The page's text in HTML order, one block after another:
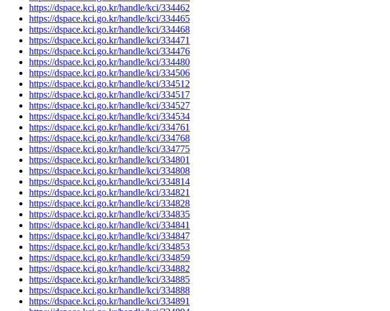
https://dspace.kci.go.kr/handle/kci/334462
https://dspace.kci.go.kr/handle/kci/334465
https://dspace.kci.go.kr/handle/kci/334468
https://dspace.kci.go.kr/handle/kci/334471
https://dspace.kci.go.kr/handle/kci/334476
https://dspace.kci.go.kr/handle/kci/334480
https://dspace.kci.go.kr/handle/kci/334506
https://dspace.kci.go.kr/handle/kci/334512
https://dspace.kci.go.kr/handle/kci/334517
https://dspace.kci.go.kr/handle/kci/334527
https://dspace.kci.go.kr/handle/kci/334534
https://dspace.kci.go.kr/handle/kci/334761
https://dspace.kci.go.kr/handle/kci/334768
https://dspace.kci.go.kr/handle/kci/334775
https://dspace.kci.go.kr/handle/kci/334801
https://dspace.kci.go.kr/handle/kci/334808
https://dspace.kci.go.kr/handle/kci/334814
https://dspace.kci.go.kr/handle/kci/334821
https://dspace.kci.go.kr/handle/kci/334828
https://dspace.kci.go.kr/handle/kci/334835
https://dspace.kci.go.kr/handle/kci/334841
https://dspace.kci.go.kr/handle/kci/334847
https://dspace.kci.go.kr/handle/kci/334853
https://dspace.kci.go.kr/handle/kci/334859
https://dspace.kci.go.kr/handle/kci/334882
https://dspace.kci.go.kr/handle/kci/334885
https://dspace.kci.go.kr/handle/kci/334888
https://dspace.kci.go.kr/handle/kci/334891